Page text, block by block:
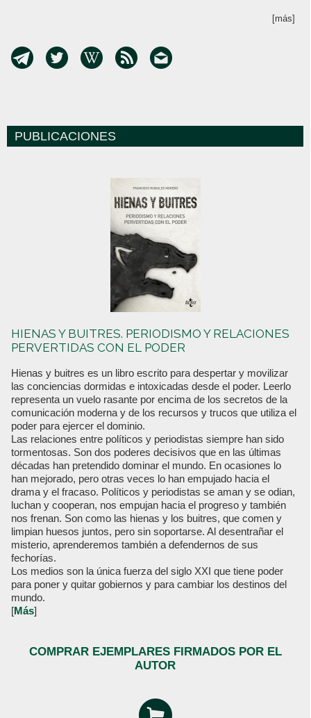
[más]
PUBLICACIONES
HIENAS Y BUITRES. PERIODISMO Y RELACIONES
PERVERTIDAS CON EL PODER
Hienas y buitres es un libro escrito para despertar y movilizar
las conciencias dormidas e intoxicadas desde el poder. Leerlo
representa un vuelo rasante por encima de los secretos de la
comunicación moderna y de los recursos y trucos que utiliza el
poder para ejercer el dominio.
Las relaciones entre políticos y periodistas siempre han sido
tormentosas. Son dos poderes decisivos que en las últimas
décadas han pretendido dominar el mundo. En ocasiones lo
han mejorado, pero otras veces lo han empujado hacia el
drama y el fracaso. Políticos y periodistas se aman y se odian,
luchan y cooperan, nos empujan hacia el progreso y también
nos frenan. Son como las hienas y los buitres, que comen y
limpian huesos juntos, pero sin soportarse. Al desentrañar el
misterio, aprenderemos también a defendernos de sus
fechorías.
Los medios son la única fuerza del siglo XXI que tiene poder
para poner y quitar gobiernos y para cambiar los destinos del
mundo.
[Más]
COMPRAR EJEMPLARES FIRMADOS POR EL
AUTOR